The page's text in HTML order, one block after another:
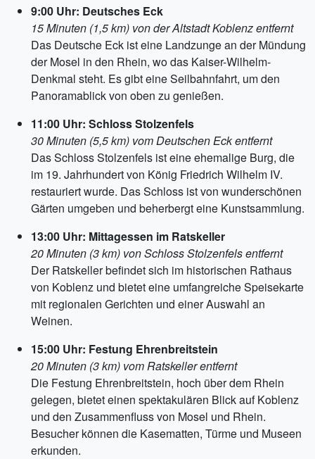
9:00 Uhr: Deutsches Eck
15 Minuten (1,5 km) von der Altstadt Koblenz entfernt
Das Deutsche Eck ist eine Landzunge an der Mündung
der Mosel in den Rhein, wo das Kaiser-Wilhelm-
Denkmal steht. Es gibt eine Seilbahnfahrt, um den
Panoramablick von oben zu genießen.
11:00 Uhr: Schloss Stolzenfels
30 Minuten (5,5 km) vom Deutschen Eck entfernt
Das Schloss Stolzenfels ist eine ehemalige Burg, die
im 19. Jahrhundert von König Friedrich Wilhelm IV.
restauriert wurde. Das Schloss ist von wunderschönen
Gärten umgeben und beherbergt eine Kunstsammlung.
13:00 Uhr: Mittagessen im Ratskeller
20 Minuten (3 km) von Schloss Stolzenfels entfernt
Der Ratskeller befindet sich im historischen Rathaus
von Koblenz und bietet eine umfangreiche Speisekarte
mit regionalen Gerichten und einer Auswahl an
Weinen.
15:00 Uhr: Festung Ehrenbreitstein
20 Minuten (3 km) vom Ratskeller entfernt
Die Festung Ehrenbreitstein, hoch über dem Rhein
gelegen, bietet einen spektakulären Blick auf Koblenz
und den Zusammenfluss von Mosel und Rhein.
Besucher können die Kasematten, Türme und Museen
erkunden.